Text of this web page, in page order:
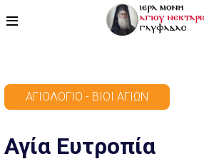
ΠΡΟΓΡΑΜΜΑ
ΒΙΝΤΕΟ
ΑΓΙΟΛΌΓΙΟ - ΒΊΟΙ ΑΓΊΩΝ
Αγία Ευτροπία